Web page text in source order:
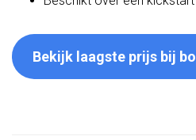
Bekijk laagste prijs bij bol